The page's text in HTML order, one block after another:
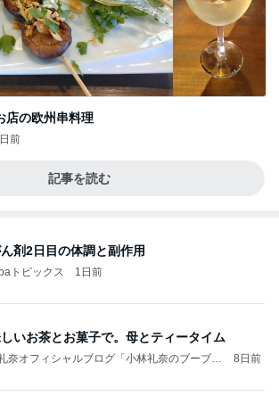
店の欧州串料理
前
記事を読む
剤2日目の体調と副作用
トピックス 1日前
いお茶とお菓子で。母とティータイム
奈オフィシャルブログ「小林礼奈のブーブー
8日前